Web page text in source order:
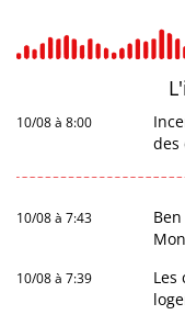
10/08 à 8:00
des
10/08 à 7:43
10/08 à 7:39
Les